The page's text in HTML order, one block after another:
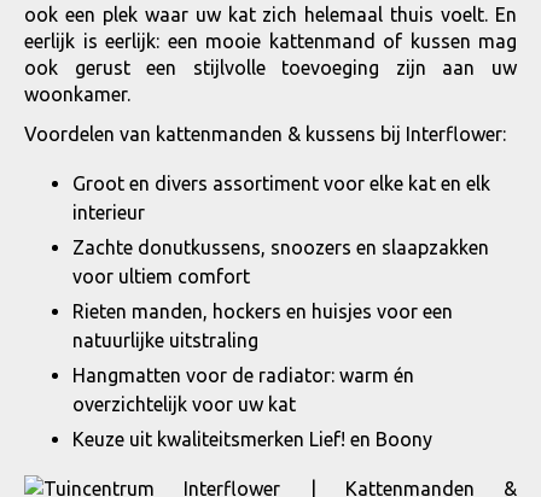
ook een plek waar uw kat zich helemaal thuis voelt. En
eerlijk is eerlijk: een mooie kattenmand of kussen mag
ook gerust een stijlvolle toevoeging zijn aan uw
woonkamer.
Voordelen van kattenmanden & kussens bij Interflower:
Groot en divers assortiment voor elke kat en elk
interieur
Zachte donutkussens, snoozers en slaapzakken
voor ultiem comfort
Rieten manden, hockers en huisjes voor een
natuurlijke uitstraling
Hangmatten voor de radiator: warm én
overzichtelijk voor uw kat
Keuze uit kwaliteitsmerken Lief! en Boony